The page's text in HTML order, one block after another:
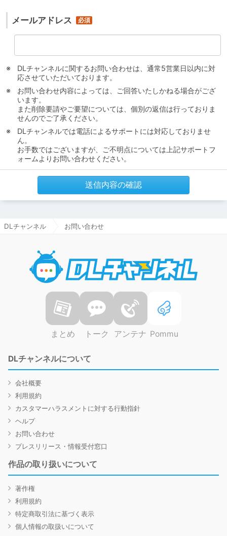
メールアドレス
DLチャンネルに関するお問い合わせは、通常5営業日以内に対
応させていただいております。
お問い合わせ内容によっては、ご回答いたしかねる場合がござ
います。
また削除要請やご要望については、個別の返信は行っておりま
せんのでご了承ください。
DLチャンネルでは電話によるサポートには対応しておりませ
ん。
お手数ではございますが、ご不明点については上記サポートフ
ォームよりお問い合わせください。
送信内容の確認
DLチャンネル お問い合わせ
まとめ トーク アンテナ Pommu
DLチャンネルについて
会社概要
利用規約
カスタマーハラスメントに対する行動指針
ヘルプ
お問い合わせ
プレスリリース・情報受付窓口
作品の取り扱いについて
著作権
利用規約
特定商取引法に基づく表示
個人情報の取扱いについて